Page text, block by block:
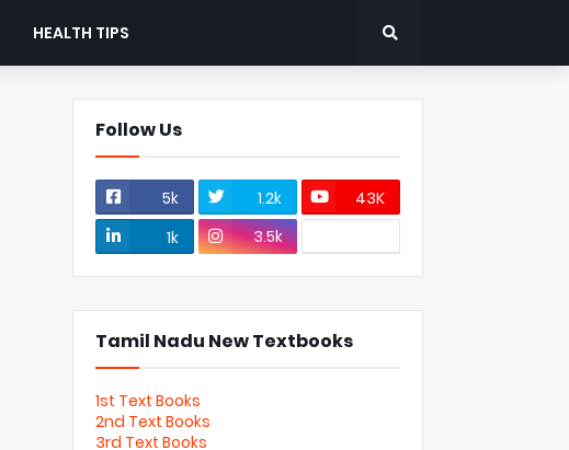
HEALTH TIPS
Follow Us
5k 1.2k
43K
1k
3.5k
Tamil Nadu New Textbooks
1st Text Books
2nd Text Books
3rd Text Books